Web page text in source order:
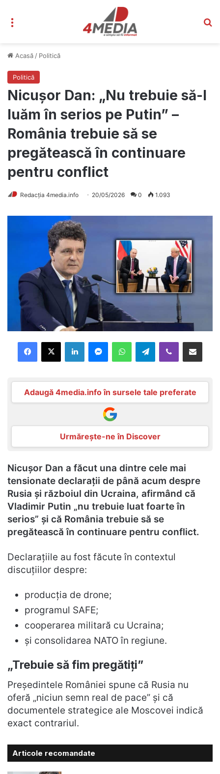
Acasă / Politică
Politică
Nicușor Dan: „Nu trebuie să-l
luăm în serios pe Putin” –
România trebuie să se
pregătească în continuare
pentru conflict
Redacția 4media.info 20/05/2026 0 1.093
Facebook
X LinkedInMessengerWhatsAppTelegramViber Distribuie prin mail
Adaugă 4media.info în sursele tale preferate
Urmărește-ne în Discover
Nicușor Dan a făcut una dintre cele mai
tensionate declarații de până acum despre
Rusia și războiul din Ucraina, afirmând că
Vladimir Putin „nu trebuie luat foarte în
serios” și că România trebuie să se
pregătească în continuare pentru conflict.
Declarațiile au fost făcute în contextul
discuțiilor despre:
producția de drone;
programul SAFE;
cooperarea militară cu Ucraina;
și consolidarea NATO în regiune.
„Trebuie să fim pregătiți”
Președintele României spune că Rusia nu
oferă „niciun semn real de pace” și că
documentele strategice ale Moscovei indică
exact contrariul.
Articole recomandate